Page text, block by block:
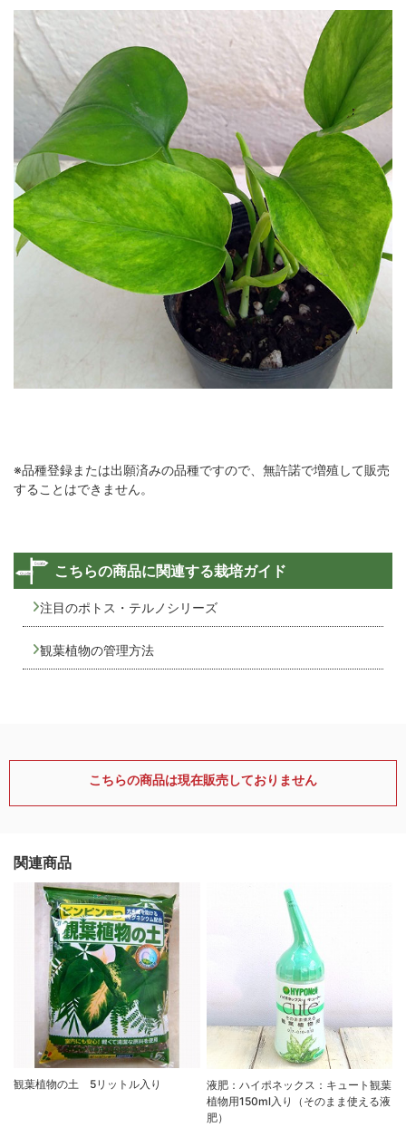
※品種登録または出願済みの品種ですので、無許諾で増殖して販売
することはできません。
こちらの商品に関連する栽培ガイド
注目のポトス・テルノシリーズ
観葉植物の管理方法
こちらの商品は現在販売しておりません
関連商品
観葉植物の土 5リットル入り
液肥：ハイポネックス：キュート観葉
植物用150ml入り（そのまま使える液
肥）